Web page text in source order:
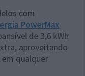
com
PowerMax
de 3,6 kWh
aproveitando
qualquer